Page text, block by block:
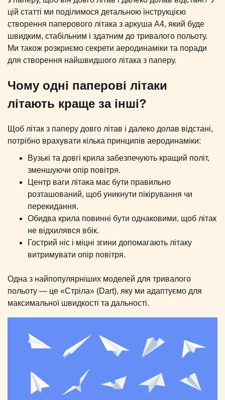
цій статті ми поділимося детальною інструкцією
створення паперового літака з аркуша А4, який буде
швидким, стабільним і здатним до тривалого польоту.
Ми також розкриємо секрети аеродинаміки та поради
для створення найшвидшого літака з паперу.
Чому одні паперові літаки
літають краще за інші?
Щоб літак з паперу довго літав і далеко долав відстані,
потрібно врахувати кілька принципів аеродинаміки:
Вузькі та довгі крила забезпечують кращий політ,
зменшуючи опір повітря.
Центр ваги літака має бути правильно
розташований, щоб уникнути пікірування чи
перекидання.
Обидва крила повинні бути однаковими, щоб літак
не відхилявся вбік.
Гострий ніс і міцні згини допомагають літаку
витримувати опір повітря.
Одна з найпопулярніших моделей для тривалого
польоту — це «Стріла» (Dart), яку ми адаптуємо для
максимальної швидкості та дальності.